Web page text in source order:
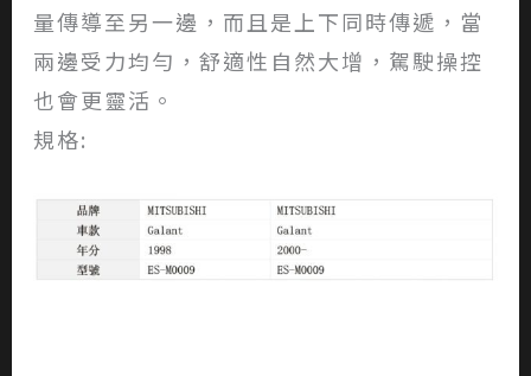
量傳導至另一邊，而且是上下同時傳遞，當
兩邊受力均勻，舒適性自然大增，駕駛操控
也會更靈活。
規格: